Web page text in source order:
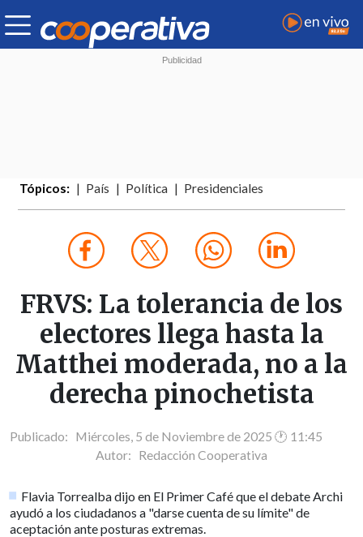
Tópicos: País Política Presidenciales
FRVS: La tolerancia de los
electores llega hasta la
Matthei moderada, no a la
derecha pinochetista
Publicado: Miércoles, 5 de Noviembre de 2025 🕐 11:45
Autor: Redacción Cooperativa
Flavia Torrealba dijo en El Primer Café que el debate Archi
ayudó a los ciudadanos a "darse cuenta de su límite" de
aceptación ante posturas extremas.